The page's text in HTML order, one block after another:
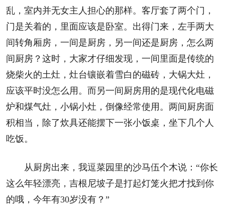
乱，室内并无女主人担心的那样。客厅套了两个门，
门是关着的，里面应该是卧室。出得门来，左手两大
间转角厢房，一间是厨房，另一间还是厨房，怎么两
间厨房？这时，大家才仔细发现，一间里面是传统的
烧柴火的土灶，灶台镶嵌着雪白的磁砖，大锅大灶，
应该平时没怎么用。而另一间厨房用的是现代化电磁
炉和煤气灶，小锅小灶，倒像经常使用。两间厨房面
积相当，除了炊具还能摆下一张小饭桌，坐下几个人
吃饭。
从厨房出来，我逗菜园里的沙马伍个木说：“你长
这么年轻漂亮，吉根尼坡子是打起灯笼火把才找到你
的哦，今年有30岁没有？”